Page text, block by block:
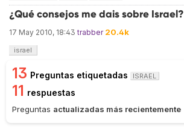
¿Qué consejos me dais sobre Israel?
17 May 2010, 18:43 trabber 20.4k
israel
13 Preguntas etiquetadas ISRAEL
11 respuestas
Preguntas actualizadas más recientemente